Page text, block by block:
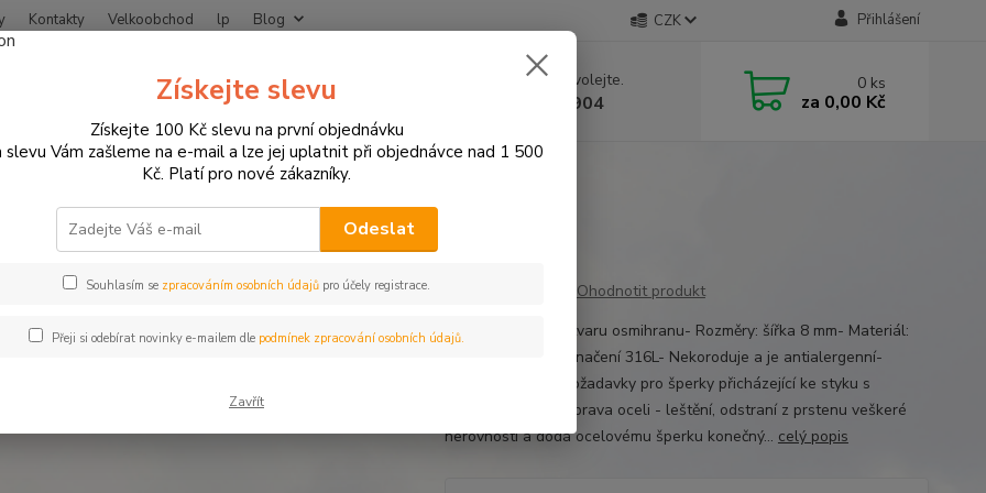
Kontakty Velkoobchod lp Blog CZK Přihlášení
Hledat Nevíte si rady? Zavolejte.
+420 774 641 904
0 ks
za 0,00 Kč
DÁREK PRO MOTORKÁŘE Prsten z chirurgické oceli osmihran
z chirurgické oceli osmihran
Ohodnotit produkt
Masivní prsten ve tvaru osmihranu- Rozměry: šířka 8 mm- Materiál:
chirurgická ocel označení 316L- Nekoroduje a je antialergenní-
Splňuje náročné požadavky pro šperky přicházející ke styku s
pokožkou Finální úprava oceli - leštění, odstraní z prstenu veškeré
nerovnosti a dodá ocelovému šperku konečný... celý popis
Získejte slevu
Získejte 100 Kč slevu na první objednávku
slevu Vám zašleme na e-mail a lze jej uplatnit při objednávce nad 1 500
Kč. Platí pro nové zákazníky.
Odeslat
Souhlasím se zpracováním osobních údajů pro účely registrace.
Přeji si odebírat novinky e-mailem dle podmínek zpracování osobních údajů.
Zavřít